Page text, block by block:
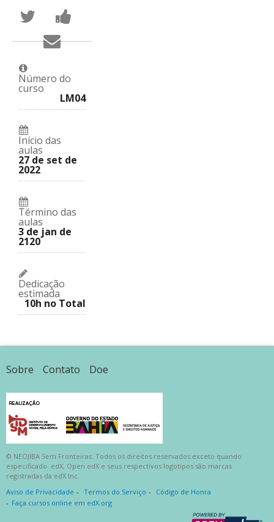
Tweet
que
você
seinscreveu
curso.
no
se
inscreveu
neste
Envie
e-
mail
alguém
dizendo
que
se
inscreveu
curso.
Número do
curso
LM04
Início das
aulas
27 de set de
2022
Término das
aulas
3 de jan de
2120
Dedicação
estimada
10h no Total
Sobre Contato Doe
© NEOJIBA Sem Fronteiras. Todos os direitos reservados exceto quando
especificado. edX, Open edX e seus respectivos logotipos são marcas
registradas da edX Inc.
Aviso de Privacidade
Termos do Serviço
Código de Honra
Faça cursos online em edX.org